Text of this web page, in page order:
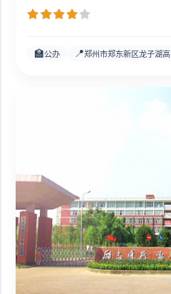
🏫公办 📍郑州市郑东新区龙子湖高